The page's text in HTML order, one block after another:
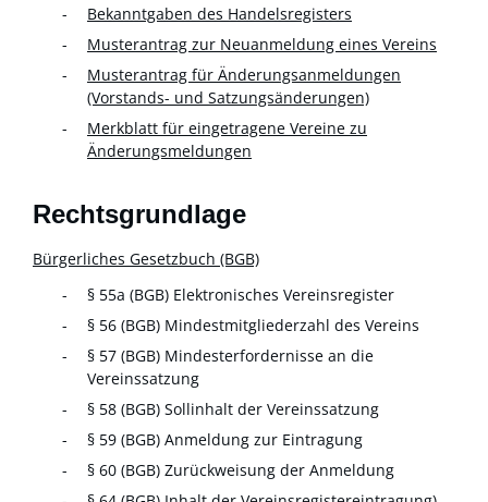
Bekanntgaben des Handelsregisters
Musterantrag zur Neuanmeldung eines Vereins
Musterantrag für Änderungsanmeldungen
(Vorstands- und Satzungsänderungen)
Merkblatt für eingetragene Vereine zu
Änderungsmeldungen
Rechtsgrundlage
Bürgerliches Gesetzbuch (BGB)
§ 55a (BGB) Elektronisches Vereinsregister
§ 56 (BGB) Mindestmitgliederzahl des Vereins
§ 57 (BGB) Mindesterfordernisse an die
Vereinssatzung
§ 58 (BGB) Sollinhalt der Vereinssatzung
§ 59 (BGB) Anmeldung zur Eintragung
§ 60 (BGB) Zurückweisung der Anmeldung